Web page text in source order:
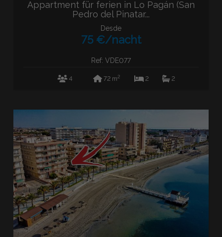
Appartment für ferien in Lo Pagán (San
Pedro del Pinatar...
Desde
75 €/nacht
Ref: VDE077
4 72 m2 2 2